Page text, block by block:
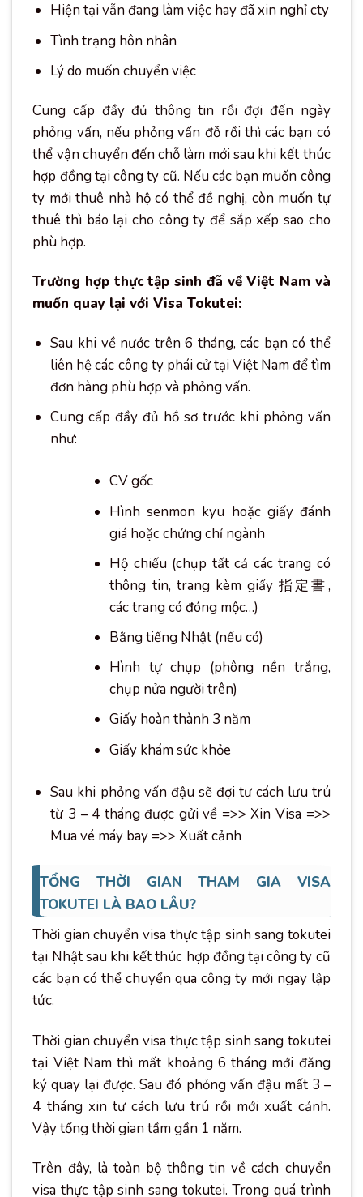
Hiện tại vẫn đang làm việc hay đã xin nghỉ cty
Tình trạng hôn nhân
Lý do muốn chuyển việc
Cung cấp đầy đủ thông tin rồi đợi đến ngày
phỏng vấn, nếu phỏng vấn đỗ rồi thì các bạn có
thể vận chuyển đến chỗ làm mới sau khi kết thúc
hợp đồng tại công ty cũ. Nếu các bạn muốn công
ty mới thuê nhà hộ có thể đề nghị, còn muốn tự
thuê thì báo lại cho công ty để sắp xếp sao cho
phù hợp.
Trường hợp thực tập sinh đã về Việt Nam và
muốn quay lại với Visa Tokutei:
Sau khi về nước trên 6 tháng, các bạn có thể
liên hệ các công ty phái cử tại Việt Nam để tìm
đơn hàng phù hợp và phỏng vấn.
Cung cấp đầy đủ hồ sơ trước khi phỏng vấn
như:
CV gốc
Hình senmon kyu hoặc giấy đánh
giá hoặc chứng chỉ ngành
Hộ chiếu (chụp tất cả các trang có
thông tin, trang kèm giấy 指定書,
các trang có đóng mộc…)
Bằng tiếng Nhật (nếu có)
Hình tự chụp (phông nền trắng,
chụp nửa người trên)
Giấy hoàn thành 3 năm
Giấy khám sức khỏe
Sau khi phỏng vấn đậu sẽ đợi tư cách lưu trú
từ 3 – 4 tháng được gửi về =>> Xin Visa =>>
Mua vé máy bay =>> Xuất cảnh
TỔNG THỜI GIAN THAM GIA VISA
TOKUTEI LÀ BAO LÂU?
Thời gian chuyển visa thực tập sinh sang tokutei
tại Nhật sau khi kết thúc hợp đồng tại công ty cũ
các bạn có thể chuyển qua công ty mới ngay lập
tức.
Thời gian chuyển visa thực tập sinh sang tokutei
tại Việt Nam thì mất khoảng 6 tháng mới đăng
ký quay lại được. Sau đó phỏng vấn đậu mất 3 –
4 tháng xin tư cách lưu trú rồi mới xuất cảnh.
Vậy tổng thời gian tầm gần 1 năm.
Trên đây, là toàn bộ thông tin về cách chuyển
visa thực tập sinh sang tokutei. Trong quá trình